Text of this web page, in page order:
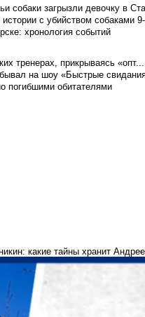
собаки загрызли девочку в
с убийством собаками
хронология событий
тренерах, прикрываясь «опт...
на шоу «Быстрые
погибшими обитателями
какие тайны хранит